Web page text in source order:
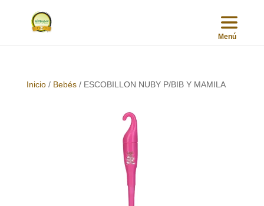
Inicio/ Bebés/ ESCOBILLON NUBY P/BIB Y MAMILA